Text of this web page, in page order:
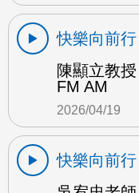
快樂向前行
陳顯立教
FM AM
2026/04/19
快樂向前行